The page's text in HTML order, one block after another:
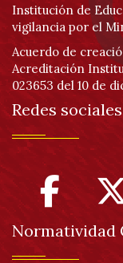
Institución de
vigilancia por el
Acuerdo de
Acreditación
023653 del 10 de
Redes sociales
Normatividad